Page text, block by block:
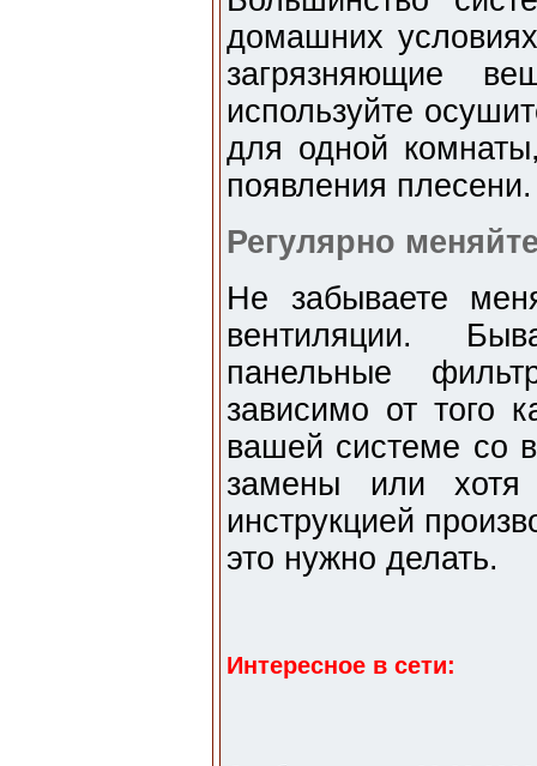
домашних
загрязняющие
используйте
для одной
появления плесени.
Регулярно
Не забываете
вентиляции.
панельные
зависимо от того
вашей системе со
замены или хотя
инструкцией
это нужно делать.
Интересное в сети: